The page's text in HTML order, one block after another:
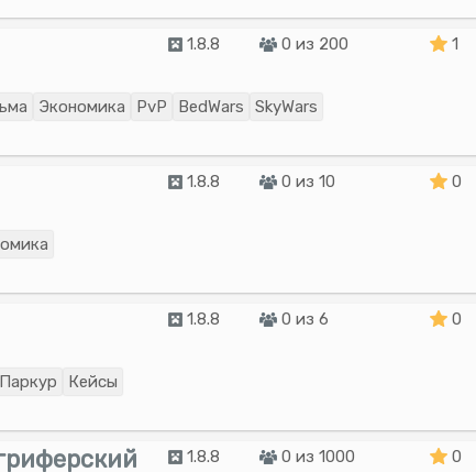
1.8.8 0 из 200 1
Экономика PvP BedWars SkyWars
1.8.8 0 из 10 0
1.8.8 0 из 6 0
Паркур Кейсы
1.8.8 0 из 1000 0